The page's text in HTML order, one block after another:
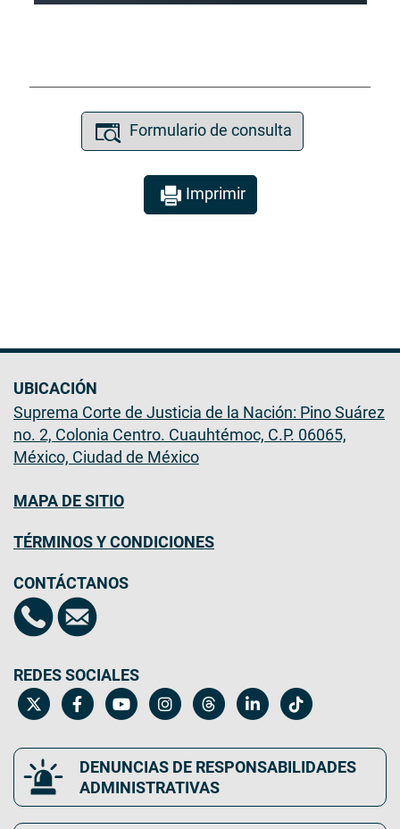
Formulario de consulta
Imprimir
UBICACIÓN
Suprema Corte de Justicia de la Nación: Pino Suárez
no. 2, Colonia Centro. Cuauhtémoc, C.P. 06065,
México, Ciudad de México
MAPA DE SITIO
TÉRMINOS Y CONDICIONES
CONTÁCTANOS
REDES SOCIALES
DENUNCIAS DE RESPONSABILIDADES
ADMINISTRATIVAS